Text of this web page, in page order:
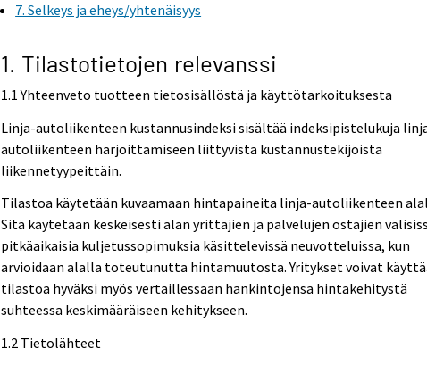
7. Selkeys ja eheys/yhtenäisyys
1. Tilastotietojen relevanssi
1.1 Yhteenveto tuotteen tietosisällöstä ja käyttötarkoituksesta
Linja-autoliikenteen kustannusindeksi sisältää indeksipistelukuja
autoliikenteen harjoittamiseen liittyvistä kustannustekijöistä
liikennetyypeittäin.
Tilastoa käytetään kuvaamaan hintapaineita linja-autoliikenteen
Sitä käytetään keskeisesti alan yrittäjien ja palvelujen ostajien
pitkäaikaisia kuljetussopimuksia käsittelevissä neuvotteluissa, kun
arvioidaan alalla toteutunutta hintamuutosta. Yritykset voivat
tilastoa hyväksi myös vertaillessaan hankintojensa hintakehitystä
suhteessa keskimääräiseen kehitykseen.
1.2 Tietolähteet